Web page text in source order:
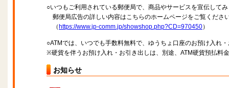
○いつもご利用されている郵便局で、商品やサービスを宣伝して
郵便局広告の詳しい内容はこちらのホームページをご覧くださ
（ https://www.jp-comm.jp/showshop.php?CD=970450）
○ATMでは、いつでも手数料無料で、ゆうちょ口座のお預け入れ
※硬貨を伴うお預け入れ・お引き出しは、別途、ATM硬貨預払料
お知らせ